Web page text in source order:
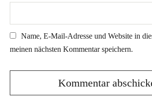
Name, E-Mail-Adresse und Website in
meinen nächsten Kommentar speichern.